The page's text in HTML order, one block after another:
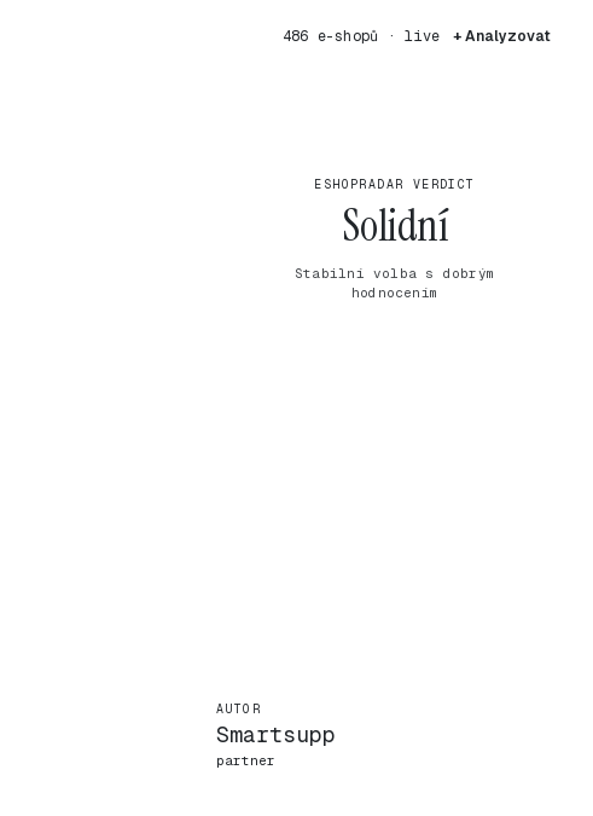
486 e-shopů · live + Analyzovat
ESHOPRADAR VERDICT
Solidní
Stabilní volba s dobrým
hodnocením
AUTOR
Smartsupp
partner